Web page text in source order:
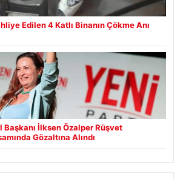
Edilen 4 Katlı Binanın Çökme Anı
Başkanı İlksen Özalper Rüşvet
Gözaltına Alındı